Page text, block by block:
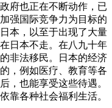
府也正在不断动作，已
强国际竞争力为目标的
本，以至于出现了大量
日本不走。在八九十年
非法移民。日本的经济
，例如医疗、教育等各
，也能享受这些待遇。
靠各种社会福利生活。